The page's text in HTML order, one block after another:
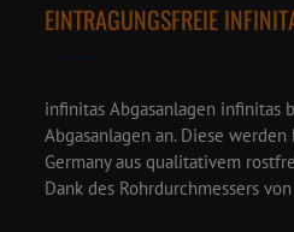
EINTRAGUNGSFREIE
infinitas Abgasanlagen infinitas
Abgasanlagen an. Diese
Germany aus qualitativem
Dank des Rohrdurchmessers